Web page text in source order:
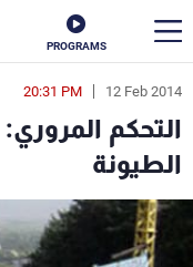
PROGRAMS
12 Feb 2014
20:31 PM
الطيونة
en
الأخبار
سياسة
إقتصاد